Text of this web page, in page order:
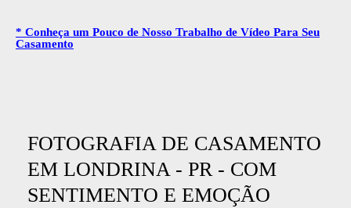
* Conheça um Pouco de Nosso Trabalho de Vídeo Para Seu
Casamento
FOTOGRAFIA DE CASAMENTO
EM LONDRINA - PR - COM
SENTIMENTO E EMOÇÃO